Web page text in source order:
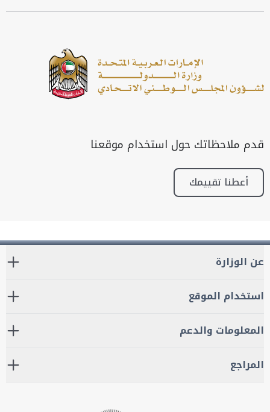
قدم ملاحظاتك حول استخدام موقعنا
أعطنا تقييمك
عن الوزارة
استخدام الموقع
المعلومات والدعم
المراجع